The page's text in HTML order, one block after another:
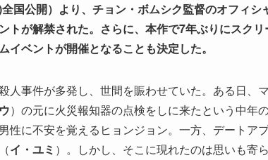
国公開）より、チョン・ボムシク監督のオフィ
トが解禁された。さらに、本作で7年ぶりにスク
ベントが開催となることも決定した。
人事件が多発し、世間を賑わせていた。ある日、
）の元に火災報知器の点検をしに来たという中年
性に不安を覚えるヒョンジョン。一方、デートア
イ・ユミ ）。しかし、そこに現れたのは思いも寄